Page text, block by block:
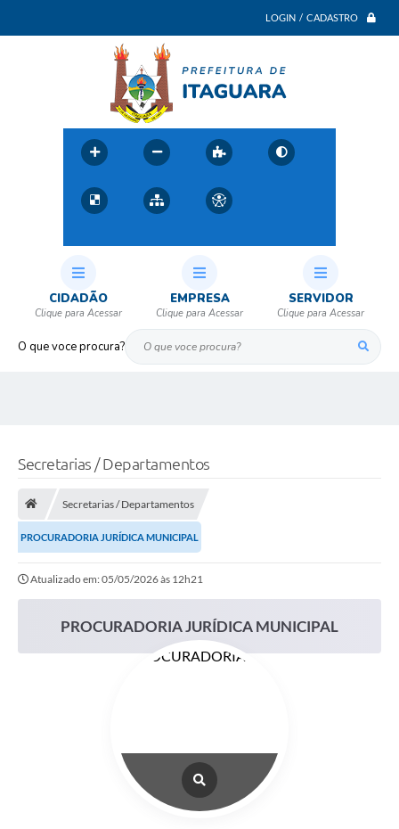
LOGIN / CADASTRO
O que voce procura?
CIDADÃO EMPRESA SERVIDOR
Secretarias / Departamentos
Secretarias / Departamentos
PROCURADORIA JURÍDICA MUNICIPAL
Atualizado em: 05/05/2026 às 12h21
PROCURADORIA JURÍDICA MUNICIPAL